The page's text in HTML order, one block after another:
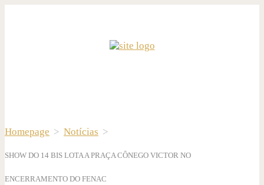
Homepage > Notícias >
SHOW DO 14 BIS LOTA A PRAÇA CÔNEGO VICTOR NO
ENCERRAMENTO DO FENAC